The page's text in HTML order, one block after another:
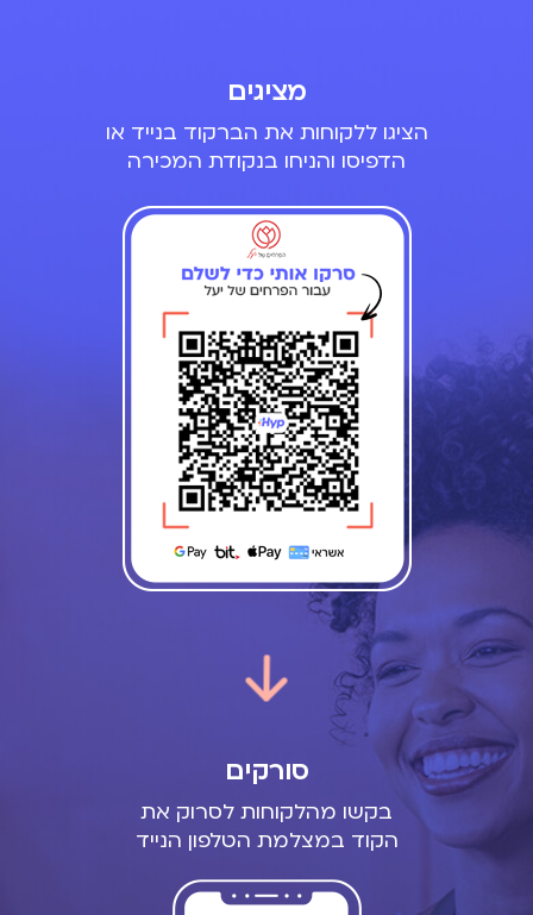
מציגים
הציגו ללקוחות את הברקוד בנייד או
הדפיסו והניחו בנקודת המכירה
סורקים
בקשו מהלקוחות לסרוק את
הקוד במצלמת הטלפון הנייד